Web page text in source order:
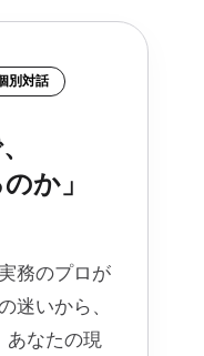
別対話
か」
務のプロが
迷いから、
あなたの現